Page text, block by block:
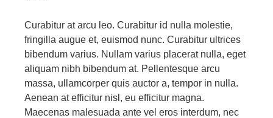
Curabitur at arcu leo. Curabitur id nulla molestie,
fringilla augue et, euismod nunc. Curabitur ultrices
bibendum varius. Nullam varius placerat nulla, eget
aliquam nibh bibendum at. Pellentesque arcu
massa, ullamcorper quis auctor a, tempor in nulla.
Aenean at efficitur nisl, eu efficitur magna.
Maecenas malesuada ante vel eros interdum, nec